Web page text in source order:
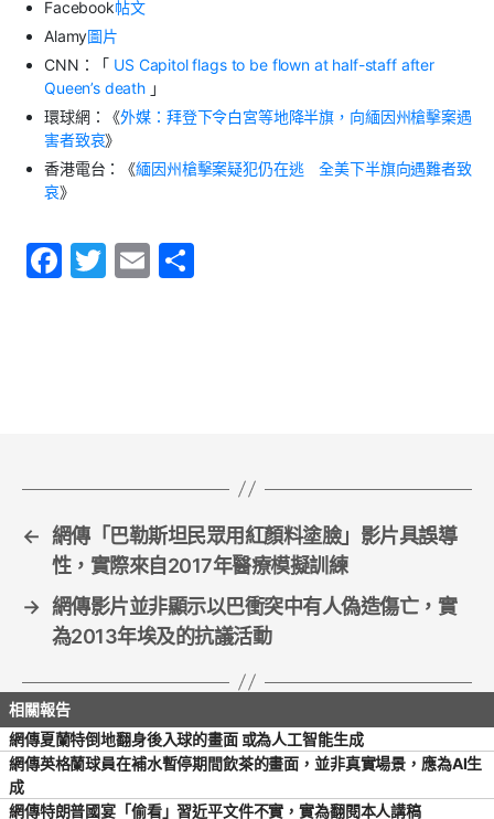
Facebook帖文
Alamy圖片
CNN ：「 US Capitol flags to be flown at half-staff after
Queen’s death 」
環球網：《外媒：拜登下令白宮等地降半旗，向緬因州槍擊案遇
害者致哀》
香港電台：《緬因州槍擊案疑犯仍在逃 全美下半旗向遇難者致
哀》
F
T
E
← 網傳「巴勒斯坦民眾用紅顏料塗臉」影片具誤導
性，實際來自2017年醫療模擬訓練
→ 網傳影片並非顯示以巴衝突中有人偽造傷亡，實
為2013年埃及的抗議活動
網傳夏蘭特倒地翻身後入球的畫面 或為人工智能生成
網傳英格蘭球員在補水暫停期間飲茶的畫面，並非真實場景，應為AI生
成
網傳特朗普國宴「偷看」習近平文件不實，實為翻閱本人講稿